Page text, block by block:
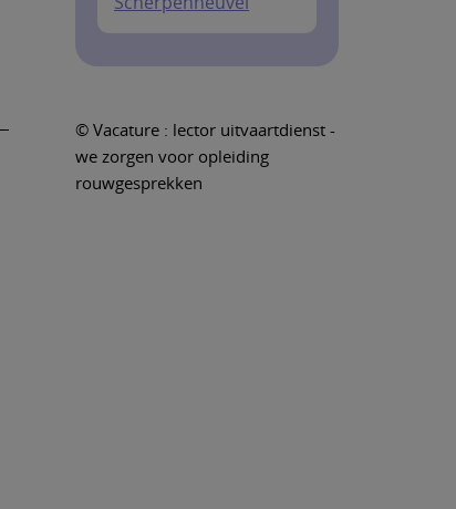
© Vacature : lector uitvaartdienst -
we zorgen voor opleiding
rouwgesprekken